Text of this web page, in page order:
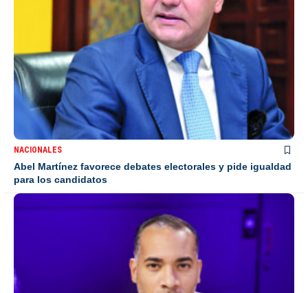
NACIONALES
Abel Martínez favorece debates electorales y pide igualdad
para los candidatos